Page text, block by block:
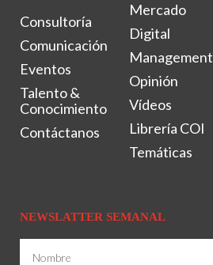
Consultoría
Comunicación
Eventos
Talento &
Conocimiento
Contáctanos
Mercado
Digital
Management
Opinión
Vídeos
Librería COI
Temáticas
NEWSLATTER SEMANAL